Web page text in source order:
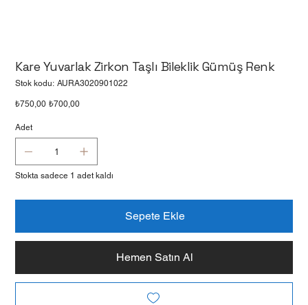
Kare Yuvarlak Zirkon Taşlı Bileklik Gümüş Renk
Stok kodu: Stok
AURA3020901022
Orijinal
₺750,00 İndirimli
₺700,00
Adet
Stokta sadece 1 adet kaldı
Sepete Ekle
Hemen Satın Al